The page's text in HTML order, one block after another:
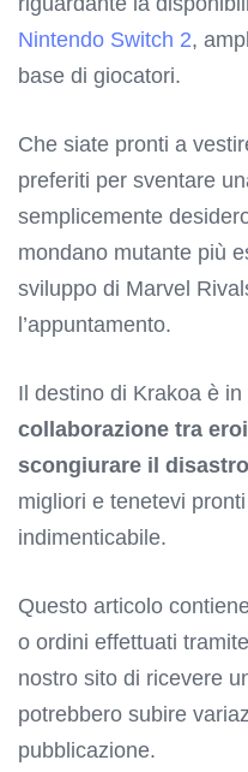
Nintendo Switch 2,
base di giocatori.
Che siate pronti a
preferiti per sventare
semplicemente
mondano mutante più
sviluppo di Marvel
l’appuntamento.
Il destino di Krakoa è in
collaborazione tra
scongiurare il disastro
migliori e tenetevi
indimenticabile.
Questo articolo
o ordini effettuati
nostro sito di ricevere
potrebbero subire
pubblicazione.